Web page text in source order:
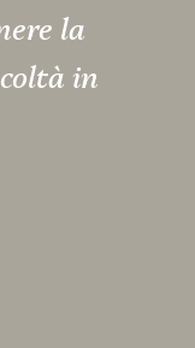
la
in